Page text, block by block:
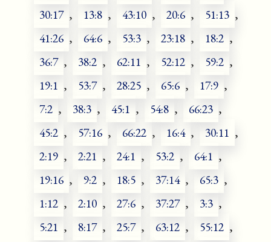
30:17 , 13:8 , 43:10 , 20:6 , 51:13 ,
41:26 , 64:6 , 53:3 , 23:18 , 18:2 ,
36:7 , 38:2 , 62:11 , 52:12 , 59:2 ,
19:1 , 53:7 , 28:25 , 65:6 , 17:9 ,
7:2 , 38:3 , 45:1 , 54:8 , 66:23 ,
45:2 , 57:16 , 66:22 , 16:4 , 30:11 ,
2:19 , 2:21 , 24:1 , 53:2 , 64:1 ,
19:16 , 9:2 , 18:5 , 37:14 , 65:3 ,
1:12 , 2:10 , 27:6 , 37:27 , 3:3 ,
5:21 , 8:17 , 25:7 , 63:12 , 55:12 ,